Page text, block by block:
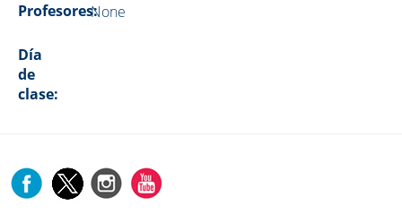
Profesores:None
Día
de
clase: